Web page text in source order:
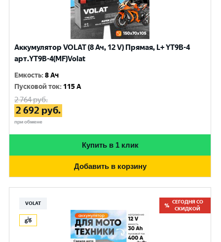
Аккумулятор VOLAT (8 Ач, 12 V) Прямая, L+ YT9B-4
арт.YT9B-4(MF)Volat
Емкость:8 Ач
Пусковой ток: 115 A
2 764руб.
2 692 руб.
при обмене
Купить в 1 клик
Добавить в корзину
VOLAT
СЕГОДНЯ СО
СКИДКОЙ